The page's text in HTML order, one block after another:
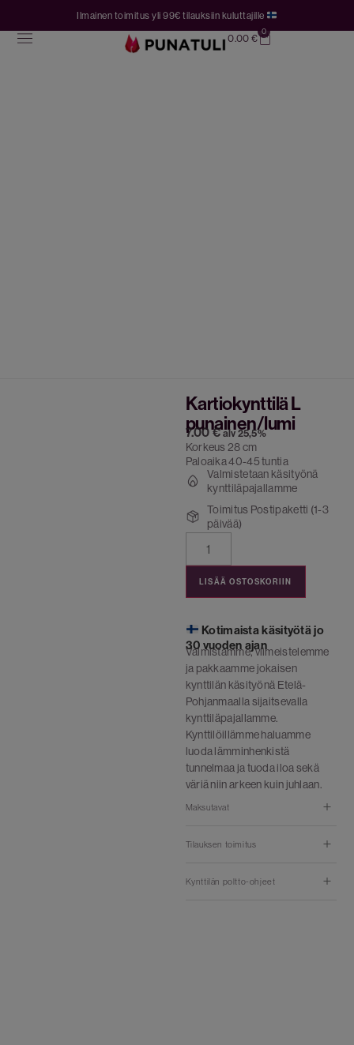
Ilmainen toimitus yli 99€ tilauksiin kuluttajille
0.00€
0
Kartiokynttilä L
punainen/lumi
7.00€ alv 25,5%
Korkeus 28 cm
Paloaika 40-45 tuntia
Valmistetaan käsityönä
kynttiläpajallamme
Toimitus Postipaketti (1-3
päivää)
LISÄÄ OSTOSKORIIN
Kotimaista käsityötä jo
30 vuoden ajan
Valmistamme, viimeistelemme
ja pakkaamme jokaisen
kynttilän käsityönä Etelä-
Pohjanmaalla sijaitsevalla
kynttiläpajallamme.
Kynttilöillämme haluamme
luoda lämminhenkistä
tunnelmaa ja tuoda iloa sekä
väriä niin arkeen kuin juhlaan.
Maksutavat
Tilauksen toimitus
Kynttilän poltto-ohjeet